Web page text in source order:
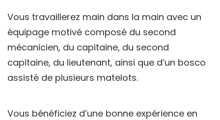
Vous travaillerez main dans la main avec un
équipage motivé composé du second
mécanicien, du capitaine, du second
capitaine, du lieutenant, ainsi que d’un bosco
assisté de plusieurs matelots.
Vous bénéficiez d’une bonne expérience en